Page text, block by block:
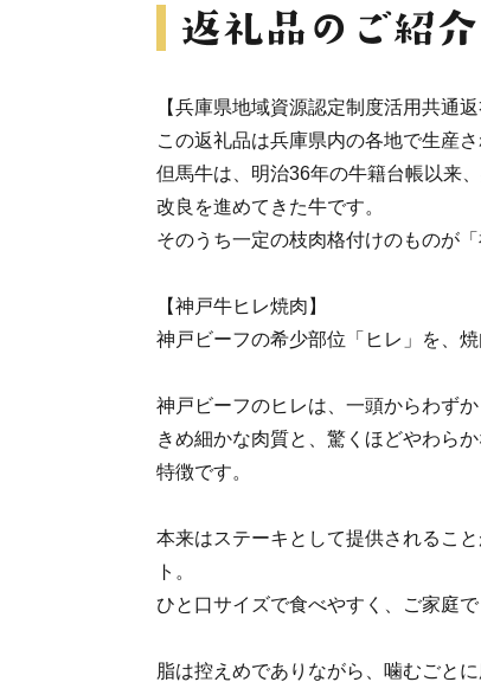
【兵庫県地域資源認定制度活用共通返
この返礼品は兵庫県内の各地で生産さ
但馬牛は、明治36年の牛籍台帳以来
改良を進めてきた牛です。
そのうち一定の枝肉格付けのものが
【神戸牛ヒレ焼肉】
神戸ビーフの希少部位「ヒレ」を、
神戸ビーフのヒレは、一頭からわずか
きめ細かな肉質と、驚くほどやわら
特徴です。
本来はステーキとして提供されるこ
ト。
ひと口サイズで食べやすく、ご家庭
脂は控えめでありながら、噛むごと